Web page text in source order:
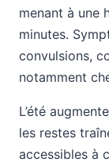
menant à une
minutes.
convulsions,
notamment
L’été
les restes
accessibles à